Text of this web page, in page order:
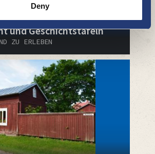
Deny
und Geschichtstafeln
ZU ERLEBEN